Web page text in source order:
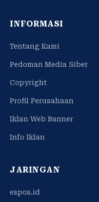
INFORMASI
Tentang Kami
Pedoman Media Siber
Copyright
Profil Perusahaan
Iklan Web Banner
Info Iklan
JARINGAN
espos.id